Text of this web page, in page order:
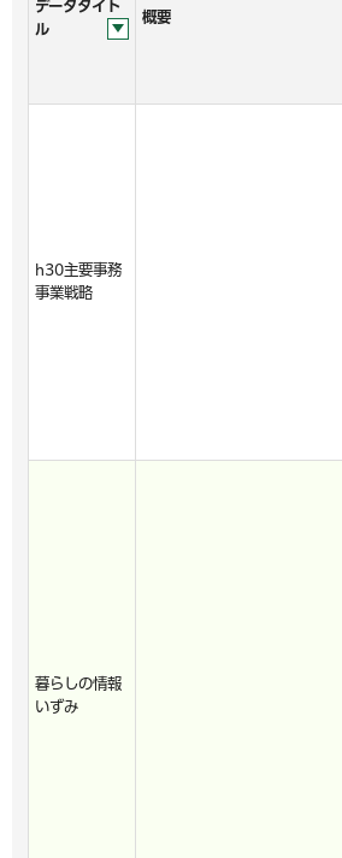
データタイト
ル
概要
h30主要事務
事業戦略
暮らしの情報
いずみ